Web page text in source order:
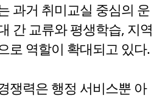
과거 취미교실 중심의 운
간 교류와 평생학습, 지역
로 역할이 확대되고 있다.
쟁력은 행정 서비스뿐 아